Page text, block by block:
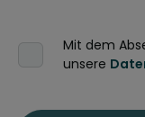
Mit dem
unsere